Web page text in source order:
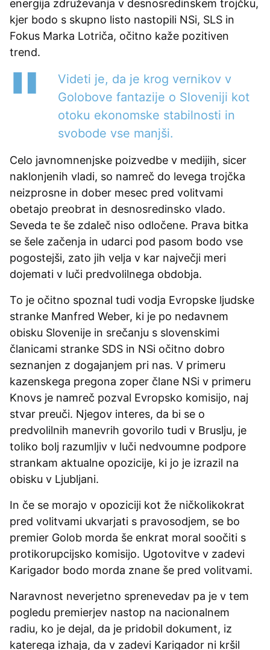
energija združevanja v desnosredinskem trojčku,
kjer bodo s skupno listo nastopili NSi, SLS in
Fokus Marka Lotriča, očitno kaže pozitiven
trend.
Videti je, da je krog vernikov v
Golobove fantazije o Sloveniji kot
otoku ekonomske stabilnosti in
svobode vse manjši.
Celo javnomnenjske poizvedbe v medijih, sicer
naklonjenih vladi, so namreč do levega trojčka
neizprosne in dober mesec pred volitvami
obetajo preobrat in desnosredinsko vlado.
Seveda te še zdaleč niso odločene. Prava bitka
se šele začenja in udarci pod pasom bodo vse
pogostejši, zato jih velja v kar največji meri
dojemati v luči predvolilnega obdobja.
To je očitno spoznal tudi vodja Evropske ljudske
stranke Manfred Weber, ki je po nedavnem
obisku Slovenije in srečanju s slovenskimi
članicami stranke SDS in NSi očitno dobro
seznanjen z dogajanjem pri nas. V primeru
kazenskega pregona zoper člane NSi v primeru
Knovs je namreč pozval Evropsko komisijo, naj
stvar preuči. Njegov interes, da bi se o
predvolilnih manevrih govorilo tudi v Bruslju, je
toliko bolj razumljiv v luči nedvoumne podpore
strankam aktualne opozicije, ki jo je izrazil na
obisku v Ljubljani.
In če se morajo v opoziciji kot že ničkolikokrat
pred volitvami ukvarjati s pravosodjem, se bo
premier Golob morda še enkrat moral soočiti s
protikorupcijsko komisijo. Ugotovitve v zadevi
Karigador bodo morda znane še pred volitvami.
Naravnost neverjetno sprenevedav pa je v tem
pogledu premierjev nastop na nacionalnem
radiu, ko je dejal, da je pridobil dokument, iz
katerega izhaja, da v zadevi Karigador ni kršil